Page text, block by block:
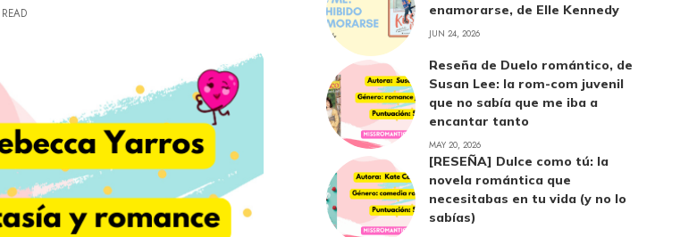
enamorarse, de Elle Kennedy
JUN 24, 2026
Reseña de Duelo romántico, de
Susan Lee: la rom-com juvenil
que no sabía que me iba a
encantar tanto
MAY 20, 2026
[RESEÑA] Dulce como tú: la
novela romántica que
necesitabas en tu vida (y no lo
sabías)